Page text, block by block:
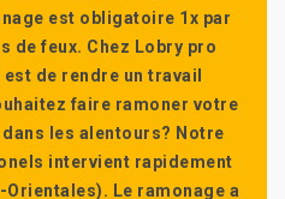
est obligatoire 1x par
de feux. Chez Lobry pro
de rendre un travail
faire ramoner votre
les alentours? Notre
intervient rapidement
Le ramonage a